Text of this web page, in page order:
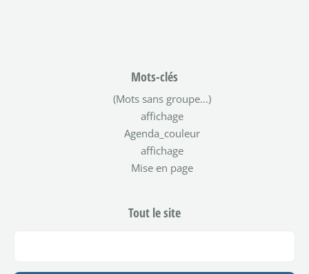
Mots-clés
(Mots sans groupe...)
affichage
Agenda_couleur
affichage
Mise en page
Tout le site